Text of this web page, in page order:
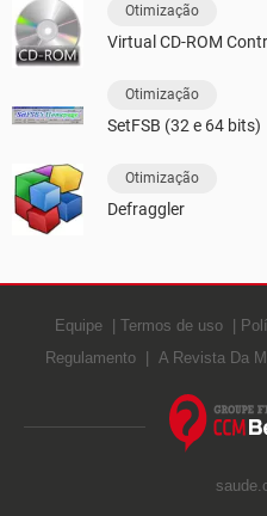
Otimização
Virtual CD-ROM
Otimização
SetFSB (32 e 64 bits)
Otimização
Defraggler
Equipe Termos de uso
Regulamento
A Revista Da